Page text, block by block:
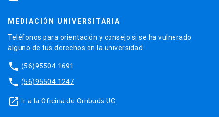
MEDIACIÓN UNIVERSITARIA
Teléfonos para orientación y consejo si se ha vulnerado
alguno de tus derechos en la universidad.
phone (56)95504 1691
phone (56)95504 1247
launch Ir a la Oficina de Ombuds UC